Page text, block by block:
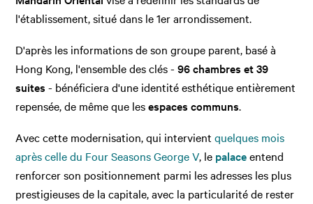
l'établissement, situé dans le 1er arrondissement.
D'après les informations de son groupe parent, basé à
Hong Kong, l'ensemble des clés -96 chambres et 39
suites - bénéficiera d'une identité esthétique entièrement
repensée, de même que lesespaces communs.
Avec cette modernisation, qui intervientquelques mois
après celle du Four Seasons George V, le palaceentend
renforcer son positionnement parmi les adresses les plus
prestigieuses de la capitale, avec la particularité de rester